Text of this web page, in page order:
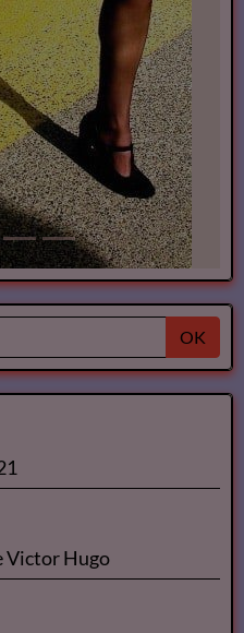
OK
Victor Hugo